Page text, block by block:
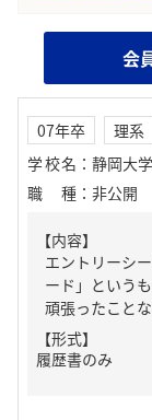
会
07年卒 理系
学校名 ： 静岡大学
職種 ： 非公開
【内容】
エントリーシ
ード」という
頑張ったこと
【形式】
履歴書のみ